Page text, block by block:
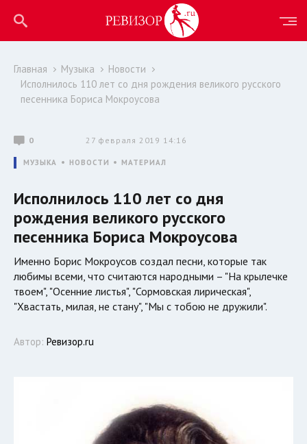
Главная Музыка
Новости
Исполнилось 110 лет со дня рождения великого русского
песенника Бориса Мокроусова
0 27 февраля 2019 14:16
МУЗЫКА НОВОСТИ МАТЕРИАЛ
Исполнилось 110 лет со дня
рождения великого русского
песенника Бориса Мокроусова
Именно Борис Мокроусов создал песни, которые так
любимы всеми, что считаются народными – "На крылечке
твоем", "Осенние листья", "Сормовская лирическая",
"Хвастать, милая, не стану", "Мы с тобою не дружили".
Автор: Ревизор.ru